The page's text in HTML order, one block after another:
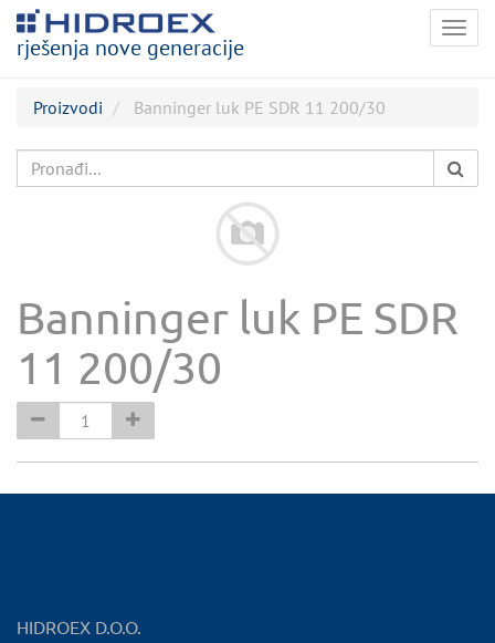
rješenja nove generacije
Proizvodi Banninger luk PE SDR 11 200/30
Banninger luk PE SDR
11 200/30
HIDROEX D.O.O.